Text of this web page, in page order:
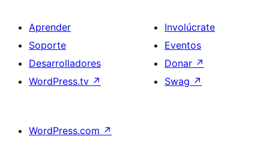
Aprender
Soporte
Desarrolladores
WordPress.tv ↗
Involúcrate
Eventos
Donar ↗
Swag ↗
WordPress.com ↗